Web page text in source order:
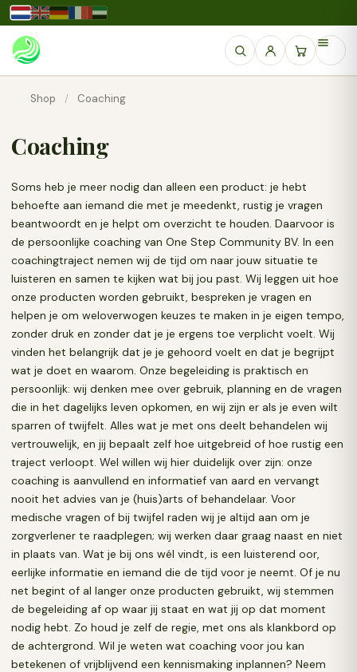
Shop / Coaching
Coaching
Soms heb je meer nodig dan alleen een product: je hebt
behoefte aan iemand die met je meedenkt, rustig je vragen
beantwoordt en je helpt om overzicht te houden. Daarvoor is
de persoonlijke coaching van One Step Community BV. In een
coachingtraject nemen wij de tijd om naar jouw situatie te
luisteren en samen te kijken wat bij jou past. Wij leggen uit hoe
onze producten worden gebruikt, bespreken je vragen en
helpen je om weloverwogen keuzes te maken in je eigen tempo,
zonder druk en zonder dat je je ergens toe verplicht voelt. Wij
vinden het belangrijk dat je je gehoord voelt en dat je begrijpt
wat je doet en waarom. Onze begeleiding is praktisch en
persoonlijk: wij denken mee over gebruik, planning en de vragen
die in het dagelijks leven opkomen, en wij zijn er als je even wilt
sparren of twijfelt. Alles wat je met ons deelt behandelen wij
vertrouwelijk, en jij bepaalt zelf hoe uitgebreid of hoe rustig een
traject verloopt. Wel willen wij hier duidelijk over zijn: onze
coaching is aanvullend en informatief van aard en vervangt
nooit het advies van je (huis)arts of behandelaar. Voor
medische vragen of bij twijfel raden wij je altijd aan om je
zorgverlener te raadplegen; wij werken daar graag naast en niet
in plaats van. Wat je bij ons wél vindt, is een luisterend oor,
eerlijke informatie en iemand die de tijd voor je neemt. Of je nu
net begint of al langer onze producten gebruikt, wij stemmen
de begeleiding af op waar jij staat en wat jij op dat moment
nodig hebt. Zo houd je zelf de regie, met ons als klankbord op
de achtergrond. Wil je weten wat coaching voor jou kan
betekenen of vrijblijvend een kennismaking inplannen? Neem